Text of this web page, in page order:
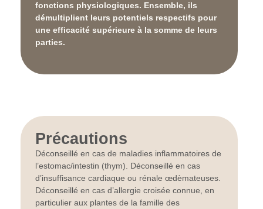
fonctions physiologiques. Ensemble, ils
démultiplient leurs potentiels respectifs pour
une efficacité supérieure à la somme de leurs
parties.
Précautions
Déconseillé en cas de maladies inflammatoires de
l’estomac/intestin (thym). Déconseillé en cas
d’insuffisance cardiaque ou rénale œdèmateuses.
Déconseillé en cas d’allergie croisée connue, en
particulier aux plantes de la famille des